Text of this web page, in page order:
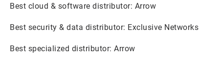
Best cloud & software distributor: Arrow
Best security & data distributor: Exclusive Networks
Best specialized distributor: Arrow